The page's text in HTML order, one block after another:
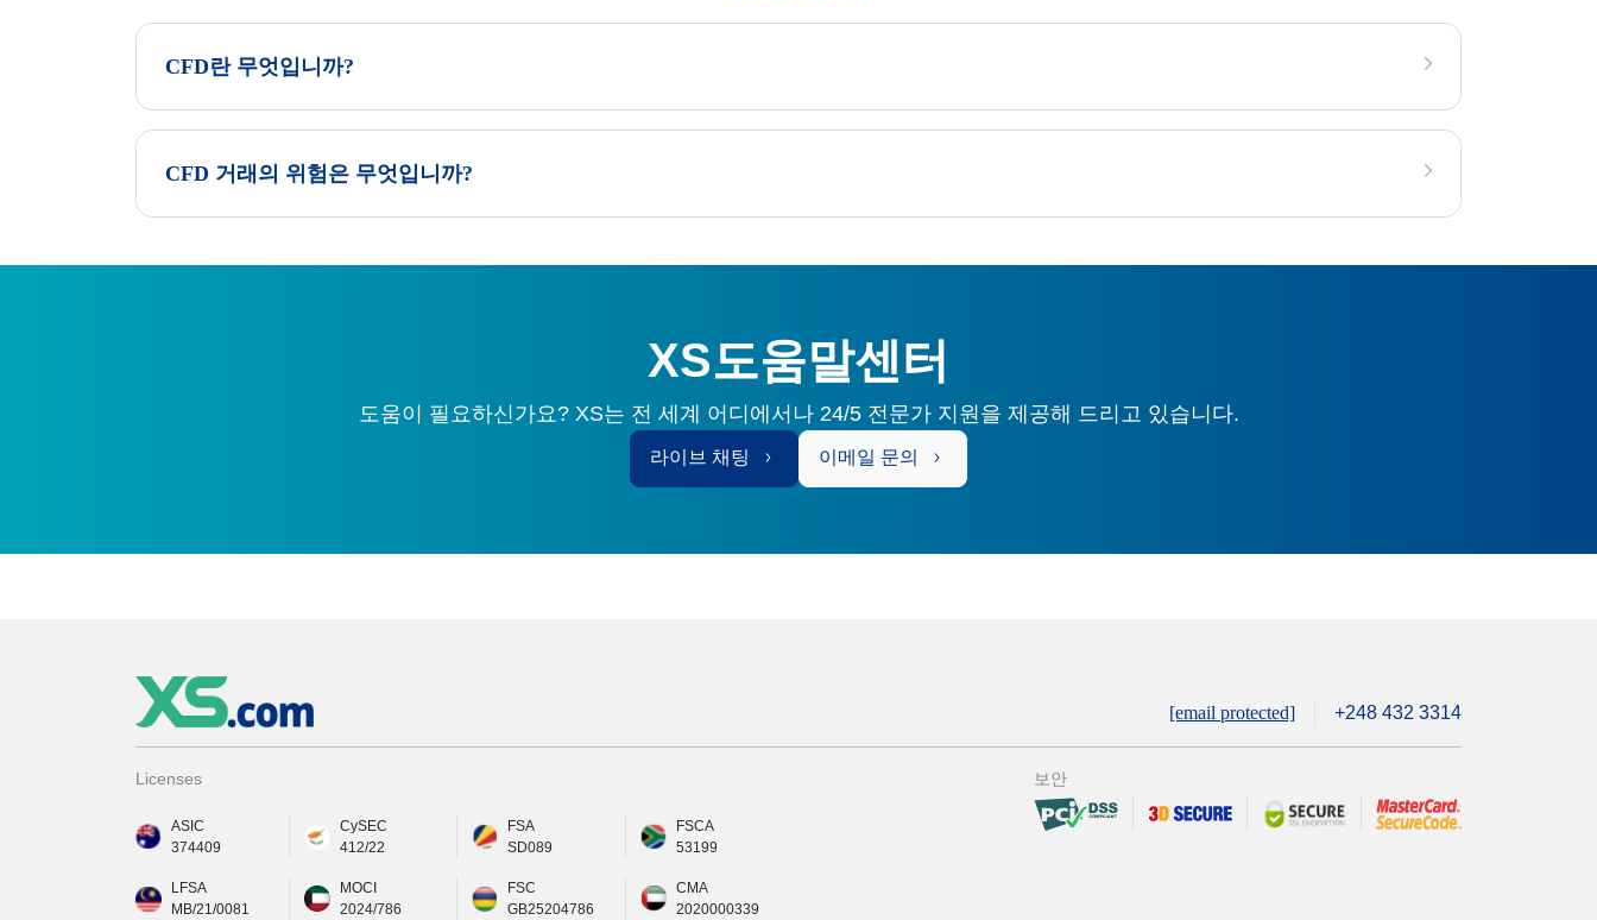
CFD란 무엇입니까?
CFD 거래의 위험은 무엇입니까?
XS도움말센터
도움이 필요하신가요? XS는 전 세계 어디에서나 24/5 전문가 지원을 제공해 드리고 있습니다.
라이브 채팅 이메일 문의
[email protected] +248 432 3314
Licenses
ASIC
374409
CySEC
412/22
FSA
SD089
FSCA
53199
LFSA
MB/21/0081
MOCI
2024/786
FSC
GB25204786
CMA
2020000339
보안